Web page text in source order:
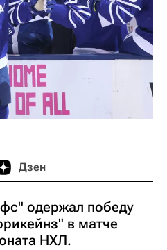
Дзен
одержал победу
в матче
НХЛ.